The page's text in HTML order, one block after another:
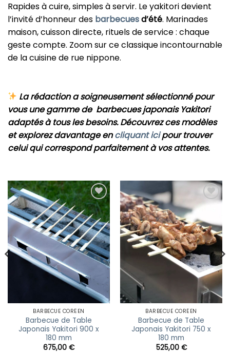
Rapides à cuire, simples à servir. Le yakitori devient
l’invité d’honneur des barbecuesd’été. Marinades
maison, cuisson directe, rituels de service : chaque
geste compte. Zoom sur ce classique incontournable
de la cuisine de rue nippone.
La rédaction a soigneusement sélectionné pour
vous une gamme de barbecuesjaponais Yakitori
adaptés à tous les besoins. Découvrez ces modèles
et explorez davantage encliquant icipour trouver
celui qui correspond parfaitement à vos attentes.
Ajouter
à ma
liste
d'envie
BARBECUE CORÉEN
Barbecue de Table
Japonais Yakitori 900 x
180 mm
675,00 €
Ajouter
liste
d'envie
BARBECUE CORÉEN
Barbecue de Table
Japonais Yakitori 750 x
180 mm
525,00 €